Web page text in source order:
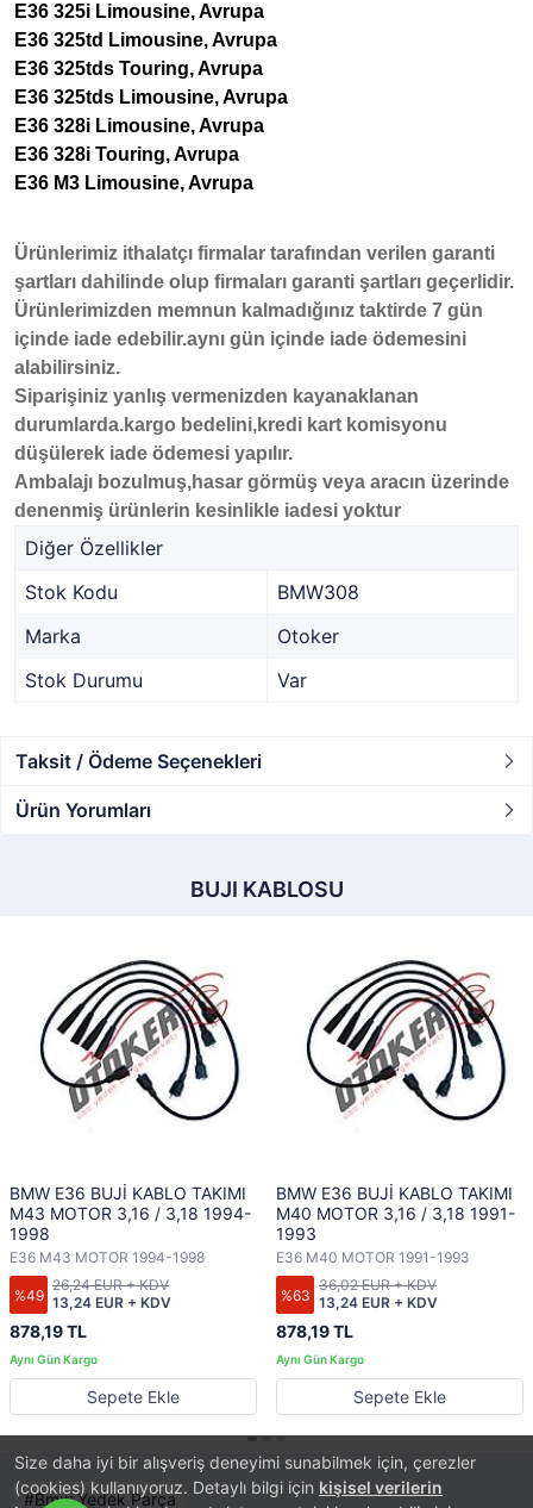
Size daha iyi bir alışveriş deneyimi sunabilmek için, çerezler
(cookies) kullanıyoruz. Detaylı bilgi için kişisel verilerin
E36 325i Limousine, Avrupa
E36 325td Limousine, Avrupa
E36 325tds Touring, Avrupa
E36 325tds Limousine, Avrupa
E36 328i Limousine, Avrupa
E36 328i Touring, Avrupa
E36 M3 Limousine, Avrupa
Ürünlerimiz ithalatçı firmalar tarafından verilen garanti
şartları dahilinde olup firmaları garanti şartları geçerlidir.
Ürünlerimizden memnun kalmadığınız taktirde 7 gün
içinde iade edebilir.aynı gün içinde iade ödemesini
alabilirsiniz.
Siparişiniz yanlış vermenizden kayanaklanan
durumlarda.kargo bedelini,kredi kart komisyonu
düşülerek iade ödemesi yapılır.
Ambalajı bozulmuş,hasar görmüş veya aracın üzerinde
denenmiş ürünlerin kesinlikle iadesi yoktur
Diğer Özellikler
Stok Kodu
BMW308
Marka
Otoker
Stok Durumu
Var
Taksit / Ödeme Seçenekleri
Ürün Yorumları
BUJI KABLOSU
BMW E36 BUJİ KABLO TAKIMI
M43 MOTOR 3,16 / 3,18 1994-
1998
E36 M43 MOTOR 1994-1998
%49
878,19 TL
13,24 EUR + KDV
26,24 EUR + KDV
Sepete Ekle
BMW E36 BUJİ KABLO TAKIMI
M40 MOTOR 3,16 / 3,18 1991-
1993
E36 M40 MOTOR 1991-1993
%63
878,19 TL
13,24 EUR + KDV
36,02 EUR + KDV
Sepete Ekle
Bmw Yedek Parça